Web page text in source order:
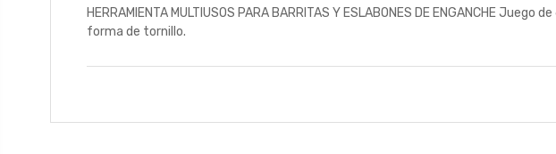
HERRAMIENTA MULTIUSOS PARA BARRITAS Y ESLABONES DE ENGANCHE
forma de tornillo.